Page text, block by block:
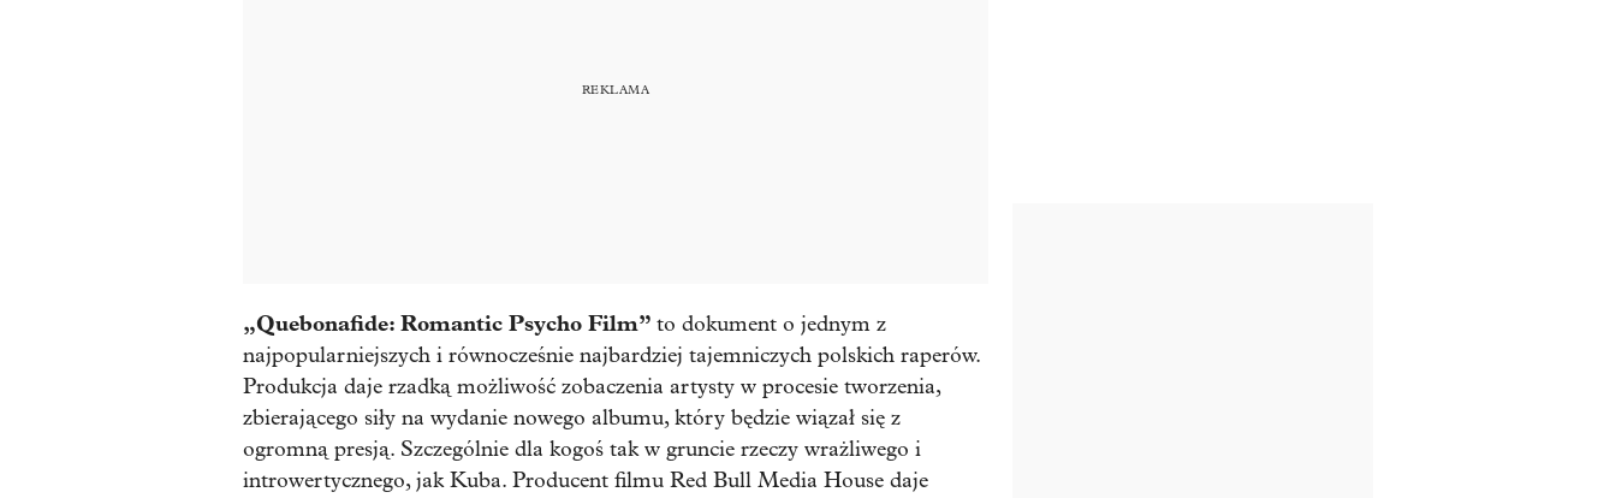
„Quebonafide: Romantic Psycho Film” to dokument o jednym z
najpopularniejszych i równocześnie najbardziej tajemniczych polskich raperów.
Produkcja daje rzadką możliwość zobaczenia artysty w procesie tworzenia,
zbierającego siły na wydanie nowego albumu, który będzie wiązał się z
ogromną presją. Szczególnie dla kogoś tak w gruncie rzeczy wrażliwego i
introwertycznego, jak Kuba. Producent filmu Red Bull Media House daje